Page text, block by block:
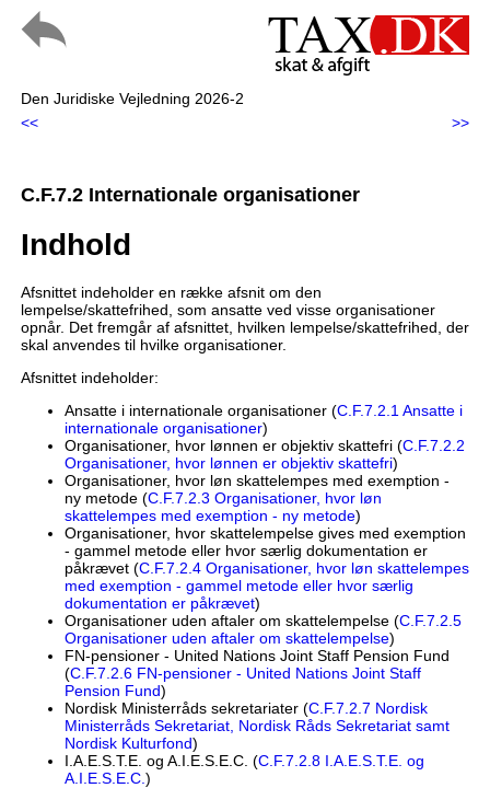
Den Juridiske Vejledning 2026-2
<<
>>
C.F.7.2 Internationale organisationer
Indhold
Afsnittet indeholder en række afsnit om den
lempelse/skattefrihed, som ansatte ved visse organisationer
opnår. Det fremgår af afsnittet, hvilken lempelse/skattefrihed, der
skal anvendes til hvilke organisationer.
Afsnittet indeholder:
Ansatte i internationale organisationer (C.F.7.2.1 Ansatte i
internationale organisationer)
Organisationer, hvor lønnen er objektiv skattefri (C.F.7.2.2
Organisationer, hvor lønnen er objektiv skattefri)
Organisationer, hvor løn skattelempes med exemption -
ny metode (C.F.7.2.3 Organisationer, hvor løn
skattelempes med exemption - ny metode)
Organisationer, hvor skattelempelse gives med exemption
- gammel metode eller hvor særlig dokumentation er
påkrævet (C.F.7.2.4 Organisationer, hvor løn skattelempes
med exemption - gammel metode eller hvor særlig
dokumentation er påkrævet)
Organisationer uden aftaler om skattelempelse (C.F.7.2.5
Organisationer uden aftaler om skattelempelse)
FN-pensioner - United Nations Joint Staff Pension Fund
(C.F.7.2.6 FN-pensioner - United Nations Joint Staff
Pension Fund)
Nordisk Ministerråds sekretariater (C.F.7.2.7 Nordisk
Ministerråds Sekretariat, Nordisk Råds Sekretariat samt
Nordisk Kulturfond)
I.A.E.S.T.E. og A.I.E.S.E.C. (C.F.7.2.8 I.A.E.S.T.E. og
A.I.E.S.E.C. )